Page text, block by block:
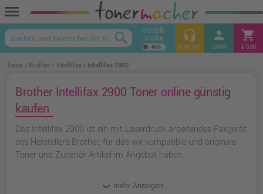
menu
keyboard_arrow_up
search Modell-
suche headset_mic
KONTAKT
person
LOGIN
shopping_cart
€ 0,00
Toner Brother Intellifax Intellifax 2900
Brother Intellifax 2900 Toner online günstig
kaufen
Das Intellifax 2900 ist ein mit Laserdruck arbeitendes Faxgerät
des Herstellers Brother, für das wir kompatible und originale
Toner und Zubehör-Artikel im Angebot haben.
mehr Anzeigen